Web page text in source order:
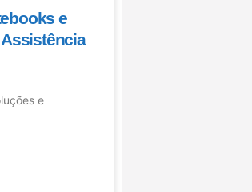
e
e